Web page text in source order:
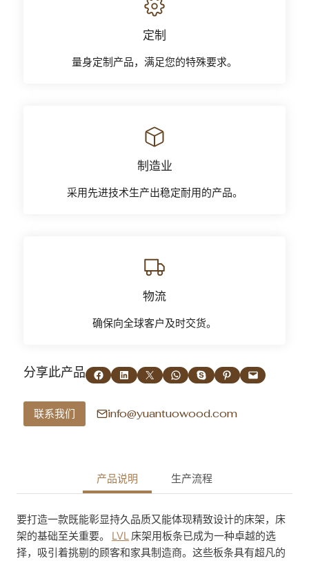
定制
量身定制产品，满足您的特殊要求。
制造业
采用先进技术生产出稳定耐用的产品。
物流
确保向全球客户及时交货。
分享此产品 在 Facebook 上分享 在 LinkedIn 上分享 在 X 上分享 在 WhatsApp 上分享 通过 Skype 共享 在 Pinterest 上分享 通过电子邮件发送本页
联系我们 info@yuantuowood.com
产品说明 生产流程
要打造一款既能彰显持久品质又能体现精致设计的床架，床
架的基础至关重要。 LVL 床架用板条已成为一种卓越的选
择，吸引着挑剔的顾客和家具制造商。这些板条具有超凡的